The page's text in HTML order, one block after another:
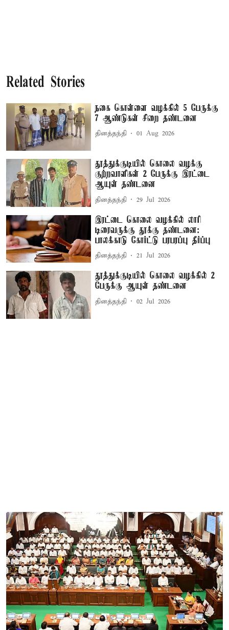
Related Stories
நகை கொள்ளை வழக்கில் 5 பேருக்கு
7 ஆண்டுகள் சிறை தண்டனை
தினத்தந்தி 01 Aug 2026
தூத்துக்குடியில் கொலை வழக்கு
குற்றவாளிகள் 2 பேருக்கு இரட்டை
ஆயுள் தண்டனை
தினத்தந்தி 29 Jul 2026
இரட்டை கொலை வழக்கில் லாரி
டிரைவருக்கு தூக்கு தண்டனை:
பாலக்காடு கோர்ட்டு பரபரப்பு தீர்ப்பு
தினத்தந்தி 21 Jul 2026
தூத்துக்குடியில் கொலை வழக்கில் 2
பேருக்கு ஆயுள் தண்டனை
தினத்தந்தி 02 Jul 2026